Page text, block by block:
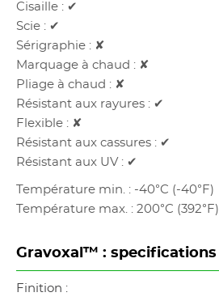
Cisaille : ✔
Scie : ✔
Sérigraphie : ✘
Marquage à chaud : ✘
Pliage à chaud : ✘
Résistant aux rayures : ✔
Flexible : ✘
Résistant aux cassures : ✔
Résistant aux UV : ✔
Température min. : -40°C (-40°F)
Température max. : 200°C (392°F)
Gravoxal™ : specifications
Finition :